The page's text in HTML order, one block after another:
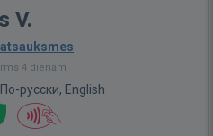
V.
4 dienām
русски, English